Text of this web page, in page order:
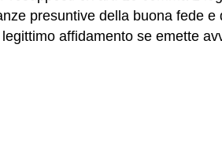
presuntive della buona fede
affidamento se emette